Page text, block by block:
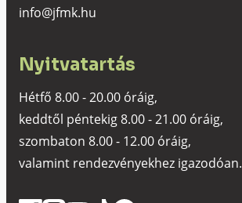
info@jfmk.hu
Nyitvatartás
Hétfő 8.00 - 20.00 óráig,
keddtől péntekig 8.00 - 21.00 óráig,
szombaton 8.00 - 12.00 óráig,
valamint rendezvényekhez igazodóan.